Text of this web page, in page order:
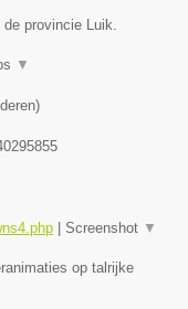
provincie Luik.
▼
)
Screenshot ▼
op talrijke